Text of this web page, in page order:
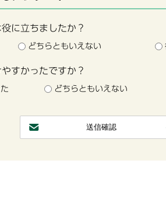
に立ちましたか？
どちらともいえない
すかったですか？
どちらともいえない